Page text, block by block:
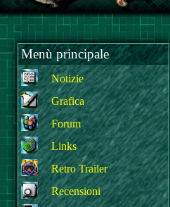
Menù principale
Notizie
Grafica
Forum
Links
Retro Trailer
Recensioni